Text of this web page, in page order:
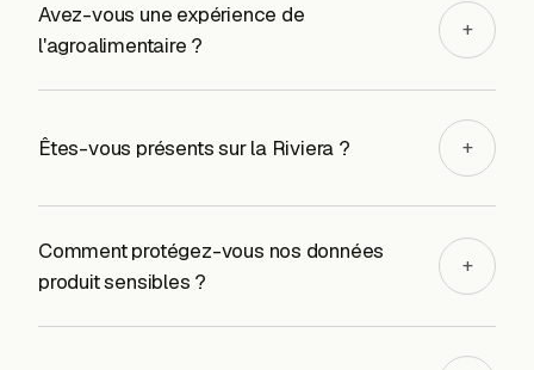
Avez-vous une expérience de
l'agroalimentaire ?
+
Êtes-vous présents sur la Riviera ? +
Comment protégez-vous nos données
produit sensibles ?
+